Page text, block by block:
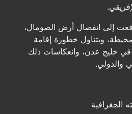
إلى انفصال أرض الصومال،
ويتناول خطورة إقامة
في خليج عدن، وانعكاسات ذلك
والدولي.
الجغرافية